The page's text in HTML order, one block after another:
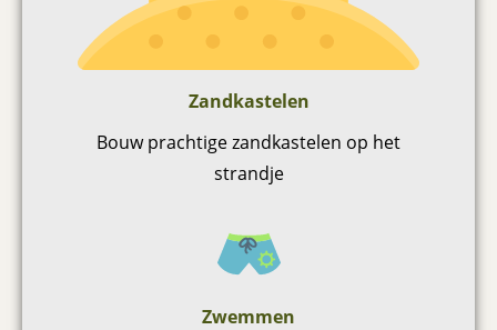
Zandkastelen
Bouw prachtige zandkastelen op het
strandje
Zwemmen